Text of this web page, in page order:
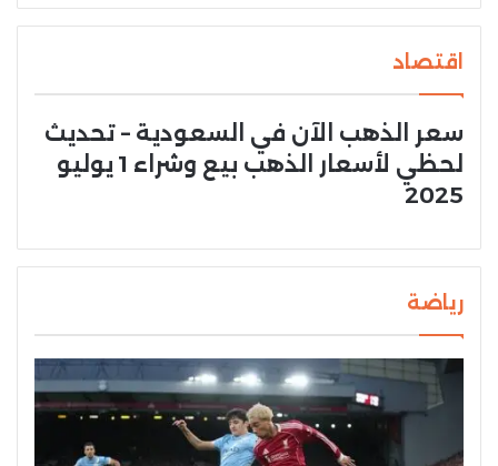
اقتصاد
سعر الذهب الآن في السعودية – تحديث
لحظي لأسعار الذهب بيع وشراء 1 يوليو
2025
رياضة